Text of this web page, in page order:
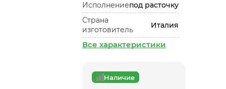
Исполнениепод расточку
Страна
изготовитель
Италия
Все характеристики
Наличие